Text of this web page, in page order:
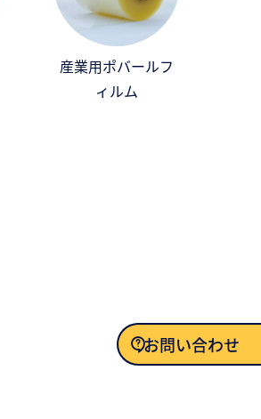
お問い合わせ
産業用ポバールフ
ィルム